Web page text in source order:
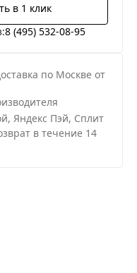
в 1 клик
8 (495) 532-08-95
по Москве от
Яндекс Пэй, Сплит
в течение 14